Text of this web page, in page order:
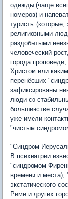
одежды (чаще
номеров) и
туристы (которые,
религиозными
раздобытыми
человеческий
города
Христом или
перенёсших
зафиксированы
люди со
большинстве
уже имели
"чистым
"Синдром
В психиатрии
"синдромом
времени и места),
экстатического
Риме и других